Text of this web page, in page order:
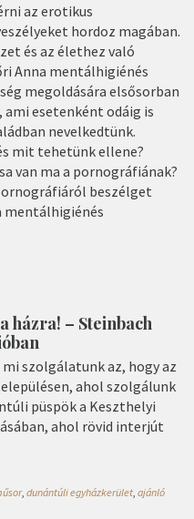
az erotikus
hordoz magában.
és az élethez való
Anna mentálhigiénés
megoldására elsősorban
esetenként odáig is
nevelkedtünk.
mit tehetünk ellene?
van ma a pornográfiának?
beszélget
mentálhigiénés
házra! – Steinbach
szolgálatunk az, hogy az
ahol szolgálunk
püspök a Keszthelyi
ahol rövid interjút
, dunántúli egyházkerület, ajánló